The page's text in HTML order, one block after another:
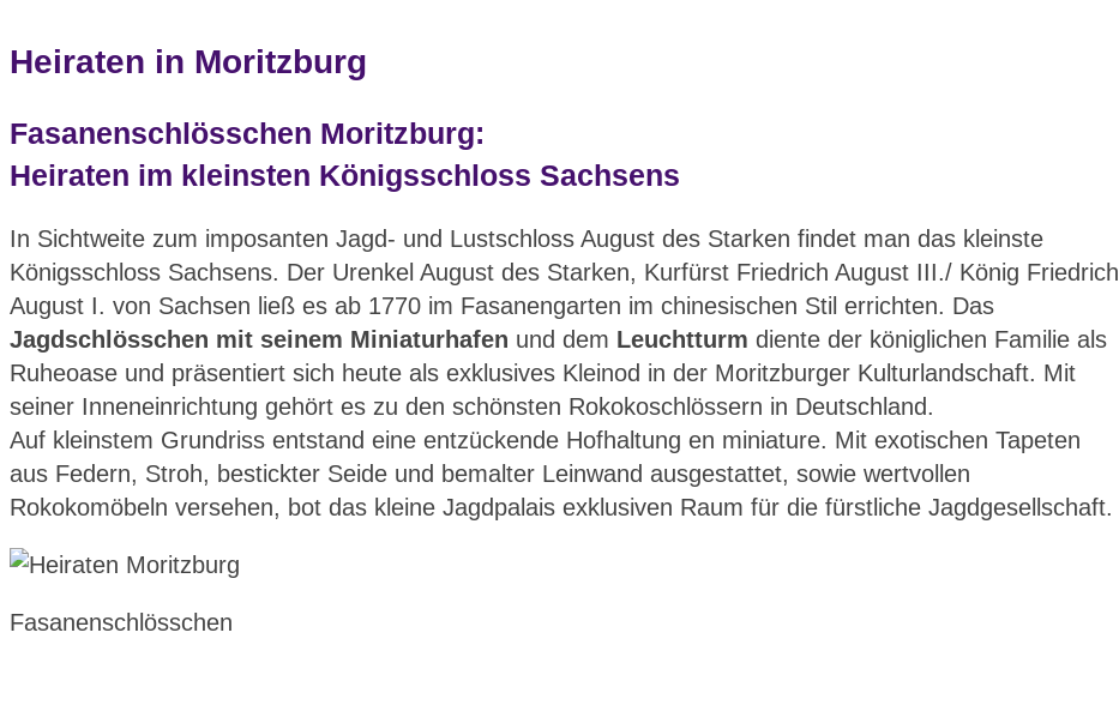
Heiraten in Moritzburg
Fasanenschlösschen Moritzburg:
Heiraten im kleinsten Königsschloss Sachsens
In Sichtweite zum imposanten Jagd- und Lustschloss August des Starken findet man das kleinste
Königsschloss Sachsens. Der Urenkel August des Starken, Kurfürst Friedrich August III./ König Friedrich
August I. von Sachsen ließ es ab 1770 im Fasanengarten im chinesischen Stil errichten. Das
Jagdschlösschen mit seinem Miniaturhafen und dem Leuchtturm diente der königlichen Familie als
Ruheoase und präsentiert sich heute als exklusives Kleinod in der Moritzburger Kulturlandschaft. Mit
seiner Inneneinrichtung gehört es zu den schönsten Rokokoschlössern in Deutschland.
Auf kleinstem Grundriss entstand eine entzückende Hofhaltung en miniature. Mit exotischen Tapeten
aus Federn, Stroh, bestickter Seide und bemalter Leinwand ausgestattet, sowie wertvollen
Rokokomöbeln versehen, bot das kleine Jagdpalais exklusiven Raum für die fürstliche Jagdgesellschaft.
Fasanenschlösschen